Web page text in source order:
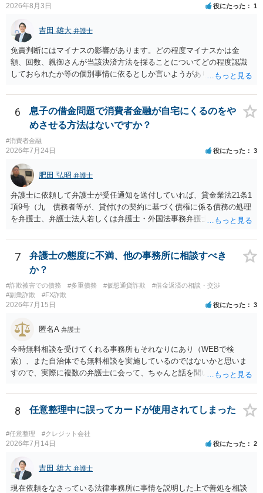
2026年8月3日 役にたった 1
吉田 雄大 弁護士
免責判断にはマイナスの影響があります。どの程度マイナスかは金
額、回数、親御さんが当該決済方法を採ることについてどの程度認識
しておられたか等の個別事情に依るとしか言いようがありません。 と
なって相談し、善後策を考えることをお勧めします。
6
息子の借金問題で消費者金融が自宅にくるのをや
めさせる方法はないですか？
#消費者金融
2026年7月24日 役にたった 3
肥田 弘昭 弁護士
弁護士に依頼して弁護士が受任通知を送付していれば、貸金業法21条1
項9号（九 債務者等が、貸付けの契約に基づく債権に係る債務の処理
を弁護士、弁護士法人若しくは弁護士・外国法事務弁護士共同法人若
等」という。）に委託し、又はその処理のため必要な裁判所における
民事事件に関する手続をとり、弁護士等又は裁判所から書面によりそ
の旨の通知があつた場合において、正当な理由がないのに、債務者等
に対し、電話をかけ、電報を送達し、若しくはファクシミリ装置を用
いて送信し、又は訪問する方法により、当該債務を弁済することを要
求し、これに対し債務者等から直接要求しないよう求められたにもか
と。）に違反しています。監督官庁に行政処分を求める、裁判所に仮
処分申請、不退去罪が成立すれば警察に通報などの対応が考えられま
す。ご参考にしてください。
7
弁護士の態度に不満、他の事務所に相談すべき
か？
#詐欺被害での債務 #多重債務 #仮想通貨詐欺
#借金返済の相談・交渉
#副業詐欺
#FX詐欺
2026年7月15日 役にたった 3
匿名A 弁護士
今時無料相談を受けてくれる事務所もそれなりにあり（WEBで検
索）、また自治体でも無料相談を実施しているのではないかと思いま
すので、実際に複数の弁護士に会って、ちゃんと話を聞いてくれる
はそもそも事案を把握できていないようですので、御相談の案件につ
いては弁護士として能力不足なのかもしれません。相手にしない方が
良いと思います。ただ、仮想通貨詐欺の被害回復は現実的には難しい
かもしれません。
8 任意整理中に誤ってカードが使用されてしまった
#任意整理 #クレジット会社
2026年7月14日 役にたった 2
吉田 雄大 弁護士
現在依頼をなさっている法律事務所に事情を説明した上で善処を相談